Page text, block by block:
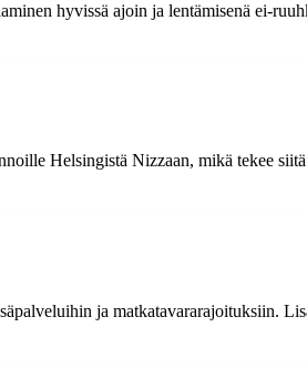
hyvissä ajoin ja lentämisenä ei-
Helsingistä Nizzaan, mikä tekee
ja matkatavararajoituksiin.